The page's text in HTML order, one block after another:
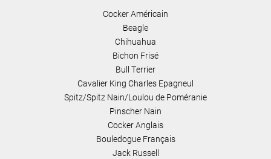
Cocker Américain
Beagle
Chihuahua
Bichon Frisé
Bull Terrier
Cavalier King Charles Epagneul
Spitz/Spitz Nain/Loulou de Poméranie
Pinscher Nain
Cocker Anglais
Bouledogue Français
Jack Russell